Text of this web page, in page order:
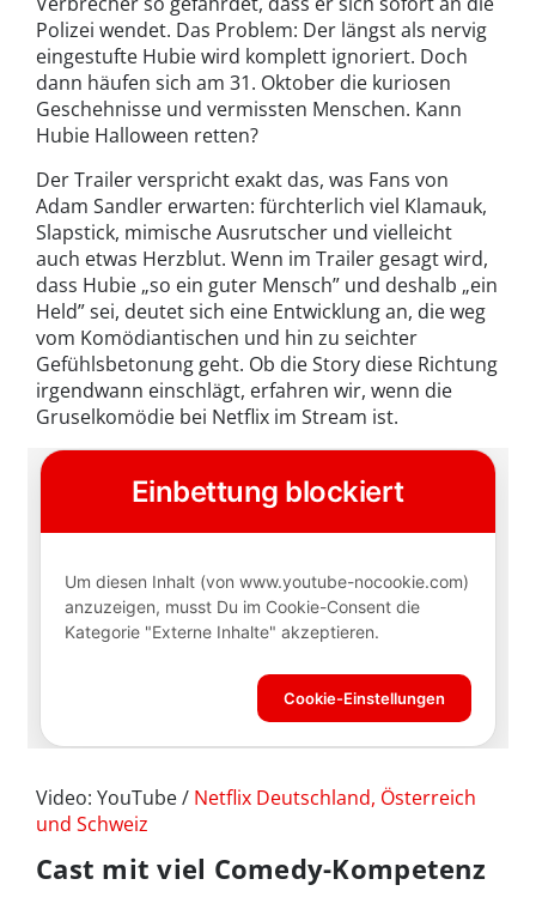
Polizei wendet. Das Problem: Der längst als nervig
eingestufte Hubie wird komplett ignoriert. Doch
dann häufen sich am 31. Oktober die kuriosen
Geschehnisse und vermissten Menschen. Kann
Hubie Halloween retten?
Der Trailer verspricht exakt das, was Fans von
Adam Sandler erwarten: fürchterlich viel Klamauk,
Slapstick, mimische Ausrutscher und vielleicht
auch etwas Herzblut. Wenn im Trailer gesagt wird,
dass Hubie „so ein guter Mensch” und deshalb „ein
Held” sei, deutet sich eine Entwicklung an, die weg
vom Komödiantischen und hin zu seichter
Gefühlsbetonung geht. Ob die Story diese Richtung
irgendwann einschlägt, erfahren wir, wenn die
Gruselkomödie bei Netflix im Stream ist.
Video: YouTube / Netflix Deutschland, Österreich
und Schweiz
Cast mit viel Comedy-Kompetenz